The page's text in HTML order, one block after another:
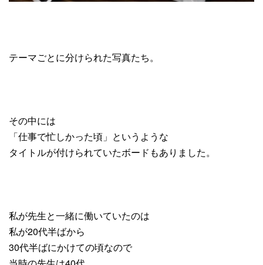
テーマごとに分けられた写真たち。
その中には
「仕事で忙しかった頃」というような
タイトルが付けられていたボードもありました。
私が先生と一緒に働いていたのは
私が20代半ばから
30代半ばにかけての頃なので